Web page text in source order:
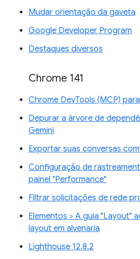
Mudar orientação da gaveta
Google Developer Program
Destaques diversos
Chrome 141
Chrome DevTools (MCP)
Depurar a árvore de
Gemini
Exportar suas conversas
Configuração de
painel "Performance"
Filtrar solicitações de rede
Elementos > A guia "Layout"
layout em alvenaria
Lighthouse 12.8.2